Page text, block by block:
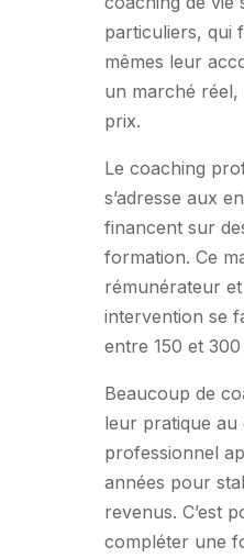
particuliers, qui
mêmes leur
un marché réel,
prix.
Le coaching
s’adresse aux
financent sur
formation. Ce
rémunérateur
intervention se
entre 150 et
Beaucoup de
leur pratique au
professionnel
années pour
revenus. C’est
compléter une